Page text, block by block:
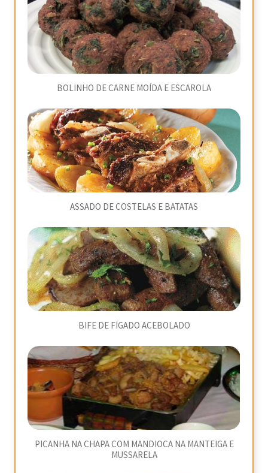
BOLINHO DE CARNE MOÍDA E ESCAROLA
ASSADO DE COSTELAS E BATATAS
BIFE DE FÍGADO ACEBOLADO
PICANHA NA CHAPA COM MANDIOCA NA MANTEIGA E
MUSSARELA